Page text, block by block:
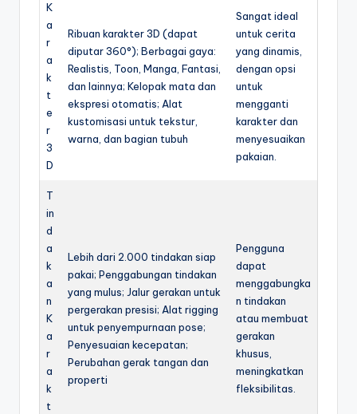
K
a
r
a
k
t
e
r
3
D
Ribuan karakter 3D (dapat
diputar 360°); Berbagai gaya:
Realistis, Toon, Manga, Fantasi,
dan lainnya; Kelopak mata dan
ekspresi otomatis; Alat
kustomisasi untuk tekstur,
warna, dan bagian tubuh
Sangat ideal
untuk cerita
yang dinamis,
dengan opsi
untuk
mengganti
karakter dan
menyesuaikan
pakaian.
T
in
d
a
k
a
n
K
a
r
a
k
t
Lebih dari 2.000 tindakan siap
pakai; Penggabungan tindakan
yang mulus; Jalur gerakan untuk
pergerakan presisi; Alat rigging
untuk penyempurnaan pose;
Penyesuaian kecepatan;
Perubahan gerak tangan dan
properti
Pengguna
dapat
menggabungka
n tindakan
atau membuat
gerakan
khusus,
meningkatkan
fleksibilitas.